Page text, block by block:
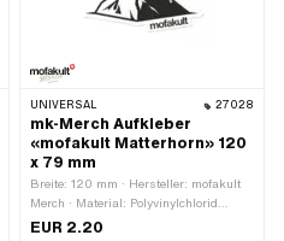
UNIVERSAL 27028
mk-Merch Aufkleber
«mofakult Matterhorn» 120
x 79 mm
Breite: 120 mm · Hersteller: mofakult
Merch · Material: Polyvinylchlorid
(PVC) · Verwendungsort: Universal ·
EUR 2.20